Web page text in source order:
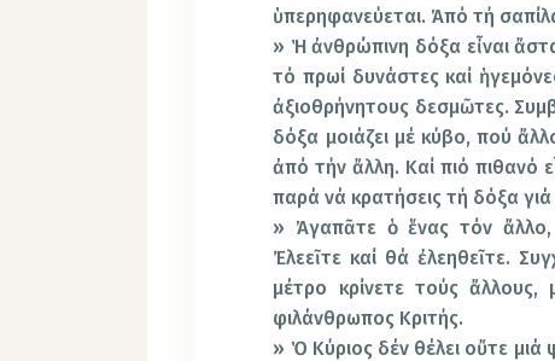
ὑπερηφανεύεται. Ἀπό τή
» Ἡ ἀνθρώπινη δόξα εἶναι
τό πρωί δυνάστες καί
ἀξιοθρήνητους δεσμῶτες.
δόξα μοιάζει μέ κύβο, πού
ἀπό τήν ἄλλη. Καί πιό πιθανό
παρά νά κρατήσεις τή δόξα
» Ἀγαπᾶτε ὁ ἕνας τόν ἄλλο,
Ἐλεεῖτε καί θά ἐλεηθεῖτε.
μέτρο κρίνετε τούς ἄλλους,
φιλάνθρωπος Κριτής.
» Ὁ Κύριος δέν θέλει οὔτε μιά